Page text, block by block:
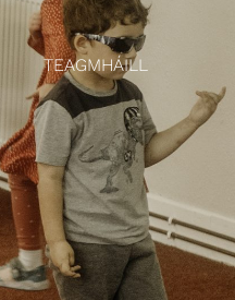
TEAGMHÁILL